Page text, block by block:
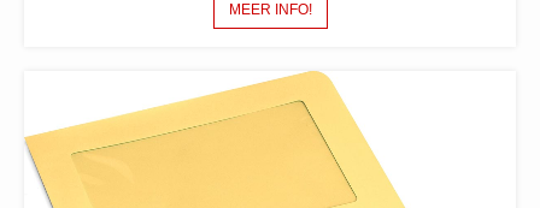
MEER INFO!